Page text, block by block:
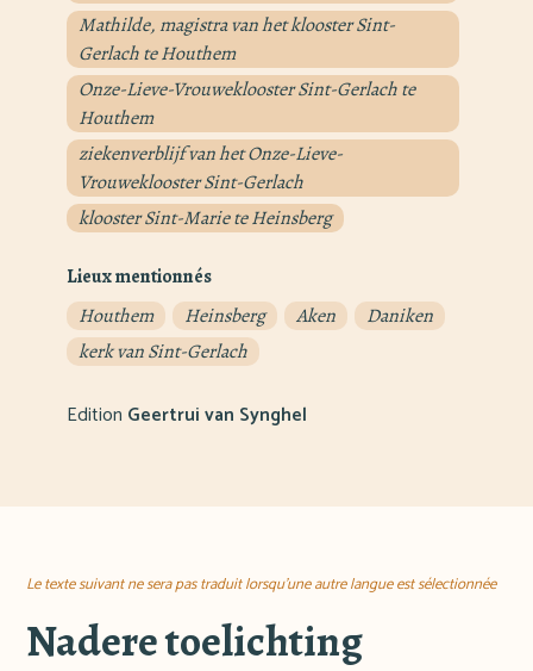
Mathilde, magistra van het klooster Sint-
Gerlach te Houthem
Onze-Lieve-Vrouweklooster Sint-Gerlach te
Houthem
ziekenverblijf van het Onze-Lieve-
Vrouweklooster Sint-Gerlach
klooster Sint-Marie te Heinsberg
Lieux mentionnés
Houthem
Heinsberg Aken
Daniken
kerk van Sint-Gerlach
Edition Geertrui van Synghel
Le texte suivant ne sera pas traduit lorsqu'une autre langue est sélectionnée
Nadere toelichting